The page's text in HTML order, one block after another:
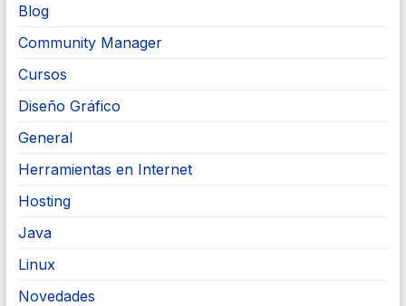
Blog
Community Manager
Cursos
Diseño Gráfico
General
Herramientas en Internet
Hosting
Java
Linux
Novedades